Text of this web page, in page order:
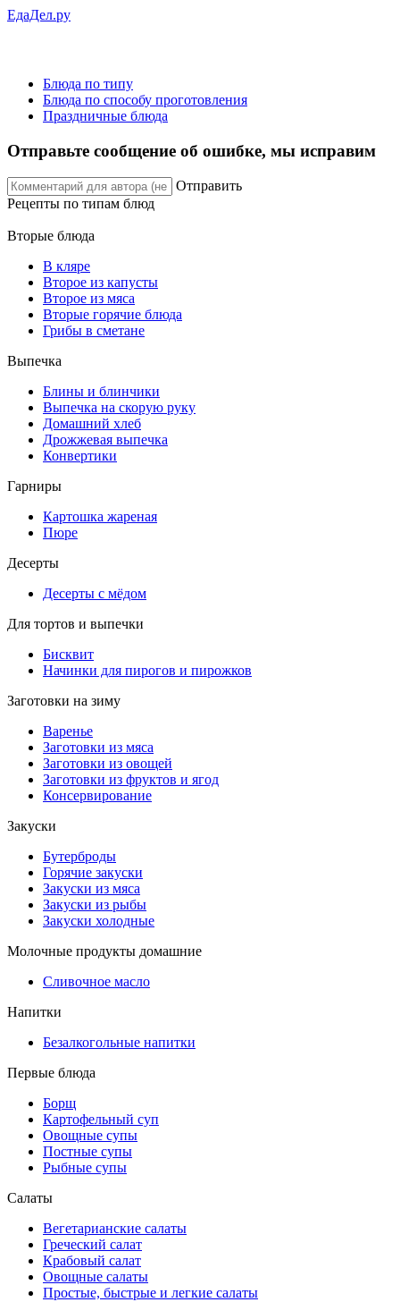
ЕдаДел.ру
Блюда по типу
Блюда по способу проготовления
Праздничные блюда
Отправьте сообщение об ошибке, мы исправим
Отправить
Рецепты по типам блюд
Вторые блюда
В кляре
Второе из капусты
Второе из мяса
Вторые горячие блюда
Грибы в сметане
Выпечка
Блины и блинчики
Выпечка на скорую руку
Домашний хлеб
Дрожжевая выпечка
Конвертики
Гарниры
Картошка жареная
Пюре
Десерты
Десерты с мёдом
Для тортов и выпечки
Бисквит
Начинки для пирогов и пирожков
Заготовки на зиму
Варенье
Заготовки из мяса
Заготовки из овощей
Заготовки из фруктов и ягод
Консервирование
Закуски
Бутерброды
Горячие закуски
Закуски из мяса
Закуски из рыбы
Закуски холодные
Молочные продукты домашние
Сливочное масло
Напитки
Безалкогольные напитки
Первые блюда
Борщ
Картофельный суп
Овощные супы
Постные супы
Рыбные супы
Салаты
Вегетарианские салаты
Греческий салат
Крабовый салат
Овощные салаты
Простые, быстрые и легкие салаты